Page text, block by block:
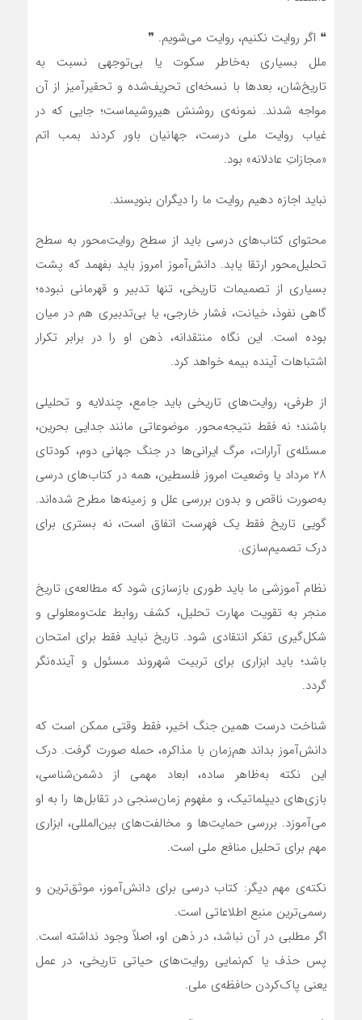
❝ اگر روایت نکنیم، روایت می‌شویم. ❞
ملل بسیاری به‌خاطر سکوت یا بی‌توجهی نسبت به
تاریخ‌شان، بعدها با نسخه‌ای تحریف‌شده و تحقیرآمیز از آن
مواجه شدند. نمونه‌ی روشنش هیروشیماست؛ جایی که در
غیاب روایت ملی درست، جهانیان باور کردند بمب اتم
«مجازاتِ عادلانه» بود.
نباید اجازه دهیم روایت ما را دیگران بنویسند.
محتوای کتاب‌های درسی باید از سطح روایت‌محور به سطح
تحلیل‌محور ارتقا یابد. دانش‌آموز امروز باید بفهمد که پشت
بسیاری از تصمیمات تاریخی، تنها تدبیر و قهرمانی نبوده؛
گاهی نفوذ، خیانت، فشار خارجی، یا بی‌تدبیری هم در میان
بوده است. این نگاه منتقدانه، ذهن او را در برابر تکرار
اشتباهات آینده بیمه خواهد کرد.
از طرفی، روایت‌های تاریخی باید جامع، چندلایه و تحلیلی
باشند؛ نه فقط نتیجه‌محور. موضوعاتی مانند جدایی بحرین،
مسئله‌ی آرارات، مرگ ایرانی‌ها در جنگ جهانی دوم، کودتای
۲۸ مرداد یا وضعیت امروز فلسطین، همه در کتاب‌های درسی
به‌صورت ناقص و بدون بررسی علل و زمینه‌ها مطرح شده‌اند.
گویی تاریخ فقط یک فهرست اتفاق است، نه بستری برای
درک تصمیم‌سازی.
نظام آموزشی ما باید طوری بازسازی شود که مطالعه‌ی تاریخ
منجر به تقویت مهارت تحلیل، کشف روابط علت‌ومعلولی و
شکل‌گیری تفکر انتقادی شود. تاریخ نباید فقط برای امتحان
باشد؛ باید ابزاری برای تربیت شهروند مسئول و آینده‌نگر
گردد.
شناخت درست همین جنگ اخیر، فقط وقتی ممکن است که
دانش‌آموز بداند هم‌زمان با مذاکره، حمله صورت گرفت. درک
این نکته به‌ظاهر ساده، ابعاد مهمی از دشمن‌شناسی،
بازی‌های دیپلماتیک، و مفهوم زمان‌سنجی در تقابل‌ها را به او
می‌آموزد. بررسی حمایت‌ها و مخالفت‌های بین‌المللی، ابزاری
مهم برای تحلیل منافع ملی است.
نکته‌ی مهم دیگر: کتاب درسی برای دانش‌آموز، موثق‌ترین و
رسمی‌ترین منبع اطلاعاتی است.
اگر مطلبی در آن نباشد، در ذهن او، اصلاً وجود نداشته است.
پس حذف یا کم‌نمایی روایت‌های حیاتی تاریخی، در عمل
یعنی پاک‌کردن حافظه‌ی ملی.